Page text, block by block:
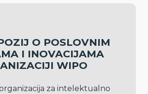
O POSLOVNIM
I INOVACIJAMA
WIPO
za intelektualno